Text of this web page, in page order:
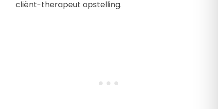
cliënt-therapeut opstelling.